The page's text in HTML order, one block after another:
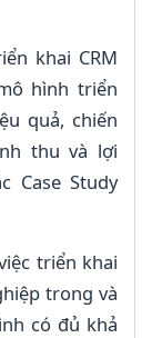
khai CRM
hình triển
quả, chiến
thu và lợi
Case Study
triển khai
trong và
có đủ khả